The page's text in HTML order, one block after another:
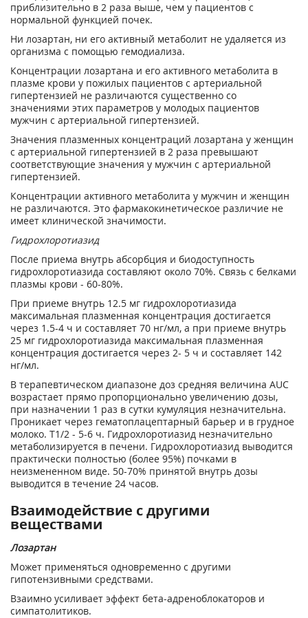
приблизительно в 2 раза выше, чем у пациентов с
нормальной функцией почек.
Ни лозартан, ни его активный метаболит не удаляется из
организма с помощью гемодиализа.
Концентрации лозартана и его активного метаболита в
плазме крови у пожилых пациентов с артериальной
гипертензией не различаются существенно со
значениями этих параметров у молодых пациентов
мужчин с артериальной гипертензией.
Значения плазменных концентраций лозартана у женщин
с артериальной гипертензией в 2 раза превышают
соответствующие значения у мужчин с артериальной
гипертензией.
Концентрации активного метаболита у мужчин и женщин
не различаются. Это фармакокинетическое различие не
имеет клинической значимости.
Гидрохлоротиазид
После приема внутрь абсорбция и биодоступность
гидрохлоротиазида составляют около 70%. Связь с белками
плазмы крови - 60-80%.
При приеме внутрь 12.5 мг гидрохлоротиазида
максимальная плазменная концентрация достигается
через 1.5-4 ч и составляет 70 нг/мл, а при приеме внутрь
25 мг гидрохлоротиазида максимальная плазменная
концентрация достигается через 2- 5 ч и составляет 142
нг/мл.
В терапевтическом диапазоне доз средняя величина AUC
возрастает прямо пропорционально увеличению дозы,
при назначении 1 раз в сутки кумуляция незначительна.
Проникает через гематоплацептарный барьер и в грудное
молоко. T1/2 - 5-6 ч. Гидрохлоротиазид незначительно
метаболизируется в печени. Гидрохлоротиазид выводится
практически полностью (более 95%) почками в
неизмененном виде. 50-70% принятой внутрь дозы
выводится в течение 24 часов.
Взаимодействие с другими
веществами
Лозартан
Может применяться одновременно с другими
гипотензивными средствами.
Взаимно усиливает эффект бета-адреноблокаторов и
симпатолитиков.